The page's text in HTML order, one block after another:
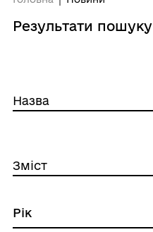
Результати
Назва
Зміст